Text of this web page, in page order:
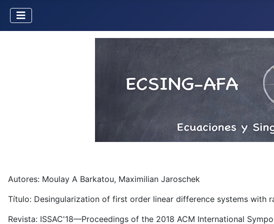
Autores: Moulay A Barkatou, Maximilian Jaroschek
Título: Desingularization of first order linear difference systems with
Revista: ISSAC'18—Proceedings of the 2018 ACM International